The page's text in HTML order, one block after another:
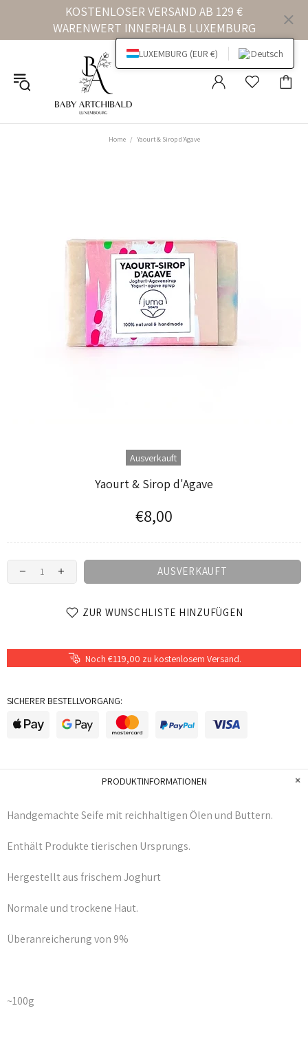
KOSTENLOSER VERSAND AB 129 €
WARENWERT INNERHALB LUXEMBURG
Home Yaourt & Sirop d'Agave
Ausverkauft
Yaourt & Sirop d'Agave
€8,00
AUSVERKAUFT
ZUR WUNSCHLISTE HINZUFÜGEN
Noch €119,00 zu kostenlosem Versand.
SICHERER BESTELLVORGANG:
PRODUKTINFORMATIONEN
Handgemachte Seife mit reichhaltigen Ölen und Buttern.
Enthält Produkte tierischen Ursprungs.
Hergestellt aus frischem Joghurt
Normale und trockene Haut.
Überanreicherung von 9%
~100g
LUXEMBURG (EUR €) Deutsch